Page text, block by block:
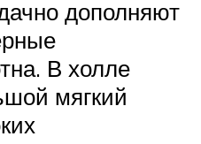
дополняют
В холле
мягкий